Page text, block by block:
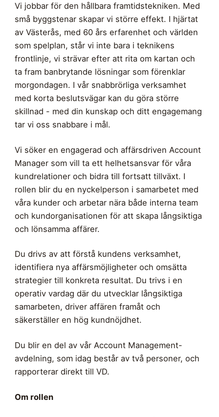
Vi jobbar för den hållbara framtidstekniken. Med
små byggstenar skapar vi större effekt. I hjärtat
av Västerås, med 60 års erfarenhet och världen
som spelplan, står vi inte bara i teknikens
frontlinje, vi strävar efter att rita om kartan och
ta fram banbrytande lösningar som förenklar
morgondagen. I vår snabbrörliga verksamhet
med korta beslutsvägar kan du göra större
skillnad - med din kunskap och ditt engagemang
tar vi oss snabbare i mål.
Vi söker en engagerad och affärsdriven Account
Manager som vill ta ett helhetsansvar för våra
kundrelationer och bidra till fortsatt tillväxt. I
rollen blir du en nyckelperson i samarbetet med
våra kunder och arbetar nära både interna team
och kundorganisationen för att skapa långsiktiga
och lönsamma affärer.
Du drivs av att förstå kundens verksamhet,
identifiera nya affärsmöjligheter och omsätta
strategier till konkreta resultat. Du trivs i en
operativ vardag där du utvecklar långsiktiga
samarbeten, driver affären framåt och
säkerställer en hög kundnöjdhet.
Du blir en del av vår Account Management-
avdelning, som idag består av två personer, och
rapporterar direkt till VD.
Om rollen